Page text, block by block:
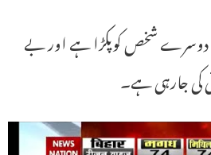
شخص کوپکڑا ہے اور بے
کی جارہی ہے۔